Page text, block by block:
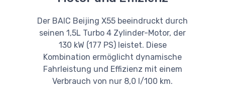
Der BAIC Beijing X55 beeindruckt durch
seinen 1,5L Turbo 4 Zylinder-Motor, der
130 kW (177 PS) leistet. Diese
Kombination ermöglicht dynamische
Fahrleistung und Effizienz mit einem
Verbrauch von nur 8,0 l/100 km.